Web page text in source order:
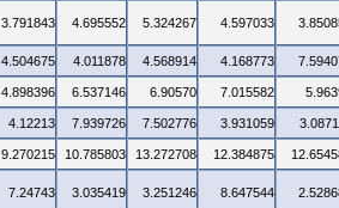
3.791843 4.695552 5.324267 4.597033
4.504675 4.011878 4.568914 4.168773
4.898396 6.537146 6.90570 7.015582
4.12213 7.939726 7.502776 3.931059
9.270215 10.785803 13.272708 12.384875
7.24743 3.035419 3.251246 8.647544